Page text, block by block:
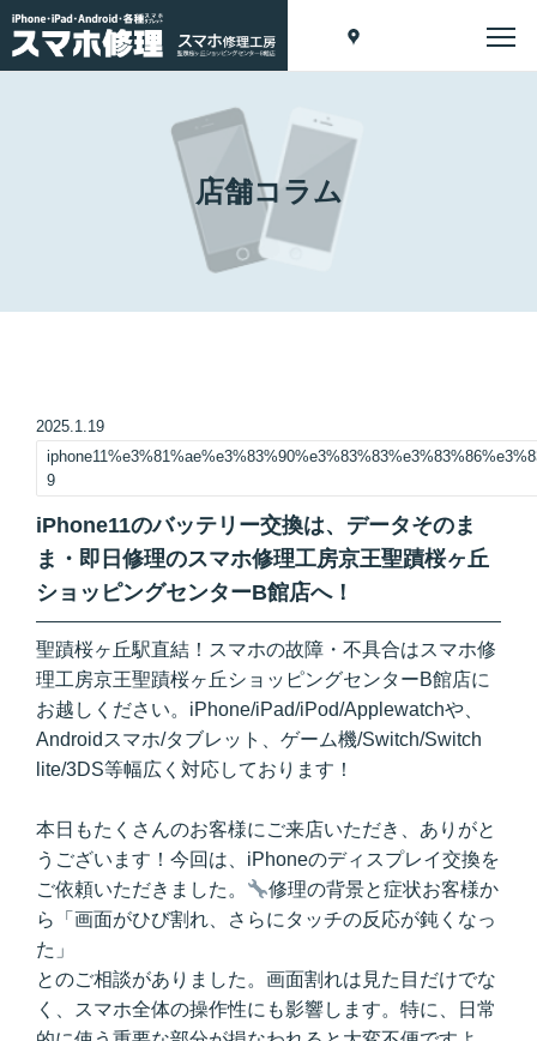
店舗コラム
2025.1.19
9
iPhone11のバッテリー交換は、データそのま
ま・即日修理のスマホ修理工房京王聖蹟桜ヶ丘
ショッピングセンターB館店へ！
聖蹟桜ヶ丘駅直結！スマホの故障・不具合はスマホ修
理工房京王聖蹟桜ヶ丘ショッピングセンターB館店に
お越しください。iPhone/iPad/iPod/Applewatchや、
Androidスマホ/タブレット、ゲーム機/Switch/Switch
lite/3DS等幅広く対応しております！
本日もたくさんのお客様にご来店いただき、ありがと
うございます！今回は、iPhoneのディスプレイ交換を
ご依頼いただきました。
修理の背景と症状お客様か
ら「画面がひび割れ、さらにタッチの反応が鈍くなっ
た」
とのご相談がありました。画面割れは見た目だけでな
く、スマホ全体の操作性にも影響します。特に、日常